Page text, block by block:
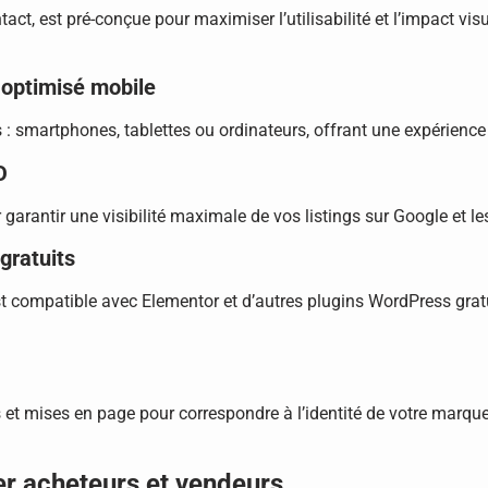
est pré-conçue pour maximiser l’utilisabilité et l’impact
mobile
smartphones, tablettes ou ordinateurs, offrant une
une visibilité maximale de vos listings sur Google et
compatible avec Elementor et d’autres plugins WordPress
mises en page pour correspondre à l’identité de votre